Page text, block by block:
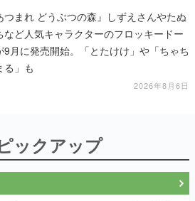
つまれ どうぶつの森』しずえさんやたぬ
など人気キャラクターのフロッキードー
9月に発売開始。「とたけけ」や「ちゃち
る」も
2026年8月6日
ックアップ